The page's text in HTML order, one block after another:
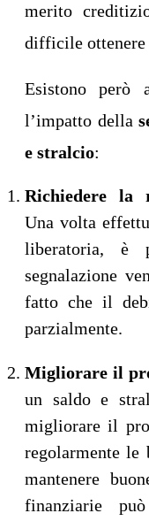
merito
difficile
Esistono però
l’impatto della
e stralcio:
Richiedere la
Una volta
liberatoria, è
segnalazione
fatto che il
parzialmente.
Migliorare il
un saldo e
migliorare il
regolarmente
mantenere
finanziarie